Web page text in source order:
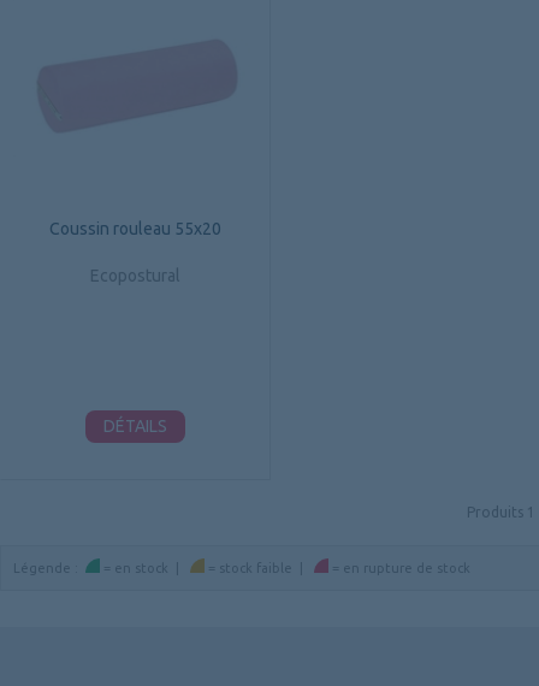
Coussin rouleau 55x20
Ecopostural
DÉTAILS
Produits 1
Légende = en stock = stock faible = en rupture de stock